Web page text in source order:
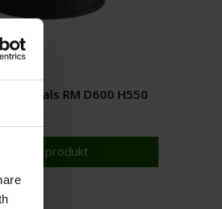
RM D600 H550
Visa produkt